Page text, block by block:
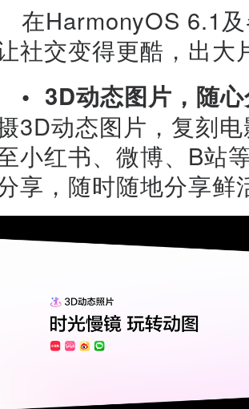
在HarmonyOS 6.1
社交变得更酷，出大
• 3D动态图片，随
3D动态图片，复刻
小红书、微博、B站
享，随时随地分享鲜